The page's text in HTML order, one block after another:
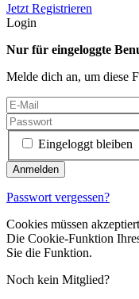
Jetzt Registrieren
Login
Nur für eingeloggte
Melde dich an, um diese
Eingeloggt bleiben
Passwort vergessen?
Cookies müssen
Die Cookie-Funktion
Sie die Funktion.
Noch kein Mitglied?